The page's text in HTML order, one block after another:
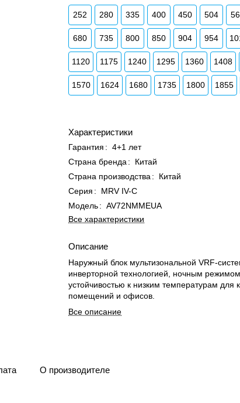
252 280 335 400 450 504
680 735 800 850 904 954
1120 1175 1240 1295 1360 1408
1570 1624 1680 1735 1800 1855
Характеристики
Гарантия : 4+1 лет
Страна бренда :
Китай
Страна производства :
Китай
Серия :
MRV IV-C
Модель: AV72NMMEUA
Все характеристики
Описание
Наружный блок мультизональной VRF-
инверторной технологией, ночным
устойчивостью к низким температурам для
помещений и офисов.
Все описание
О производителе